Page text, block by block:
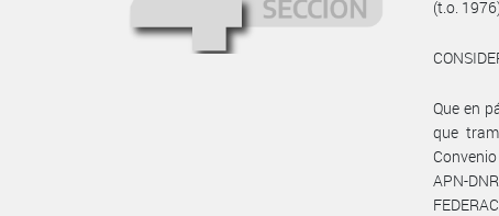
(t.o.
Que en
que
APN-